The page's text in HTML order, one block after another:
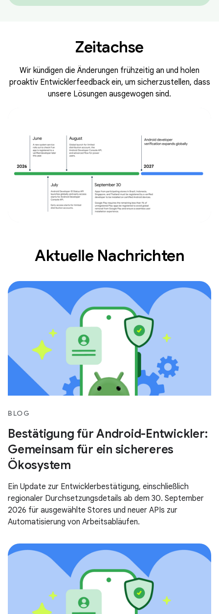
Zeitachse
Wir kündigen die Änderungen frühzeitig an und holen
proaktiv Entwicklerfeedback ein, um sicherzustellen, dass
unsere Lösungen ausgewogen sind.
Aktuelle Nachrichten
BLOG
Bestätigung für Android-Entwickler:
Gemeinsam für ein sichereres
Ökosystem
Ein Update zur Entwicklerbestätigung, einschließlich
regionaler Durchsetzungsdetails ab dem 30. September
2026 für ausgewählte Stores und neuer APIs zur
Automatisierung von Arbeitsabläufen.